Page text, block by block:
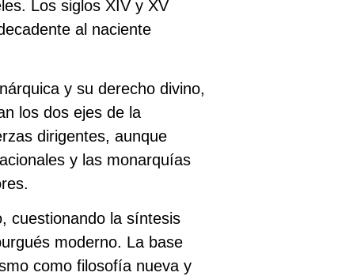
Los siglos XIV y XV
al naciente
y su derecho divino,
los dos ejes de la
dirigentes, aunque
y las monarquías
cuestionando la síntesis
moderno. La base
como filosofía nueva y